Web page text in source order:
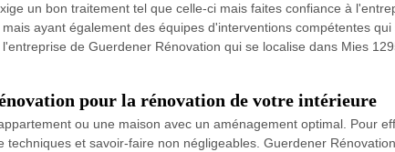
un bon traitement tel que celle-ci mais faites confiance à
ayant également des équipes d'interventions compétentes
de Guerdener Rénovation qui se localise dans Mies
pour la rénovation de votre intérieure
ou une maison avec un aménagement optimal. Pour
techniques et savoir-faire non négligeables. Guerdener